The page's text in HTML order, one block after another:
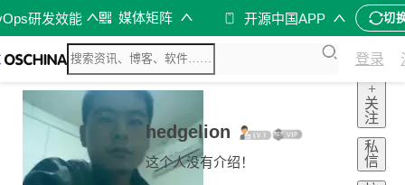
研发效能 媒体矩阵 开源中国APP 切
登录
hedgelion
这个人没有介绍！
+
关
注
私
信